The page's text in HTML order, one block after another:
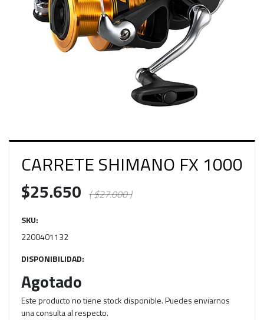
CARRETE SHIMANO FX 1000
$25.650 ( $27.000 )
SKU:
2200401132
DISPONIBILIDAD:
Agotado
Este producto no tiene stock disponible. Puedes enviarnos
una consulta al respecto.